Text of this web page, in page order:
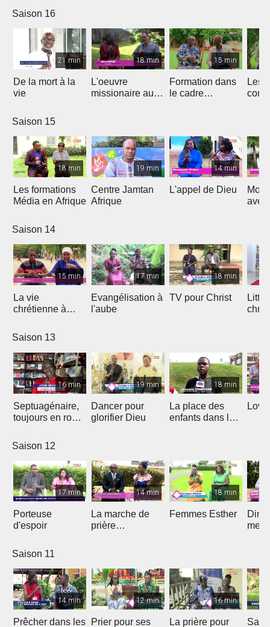
Saison 16
21 min
De la mort à la
vie
18 min
L'oeuvre
missionaire au
15 min
Formation dans
le cadre
Les
Saison 15
18 min
Les formations
Média en Afrique
19 min
Centre Jamtan
Afrique
14 min
L'appel de Dieu
Mon
avec
Saison 14
15 min
La vie
chrétienne à
17 min
Evangélisation à
l'aube
18 min
TV pour Christ
Saison 13
16 min
Septuagénaire,
toujours en route
19 min
Dancer pour
glorifier Dieu
18 min
La place des
enfants dans le
Saison 12
17 min
Porteuse
d'espoir
14 min
La marche de
prière
18 min
Femmes Esther
Saison 11
14 min
Prêcher dans les
12 min
Prier pour ses
16 min
La prière pour